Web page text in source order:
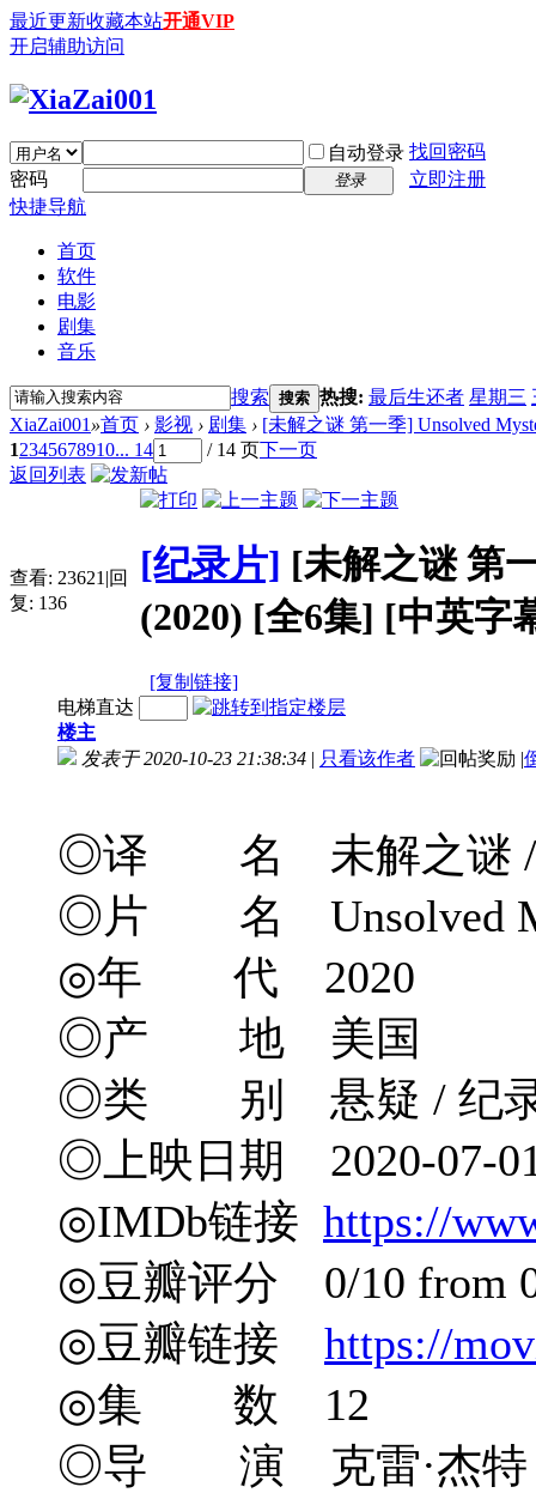
最近更新收藏本站开通VIP
开启辅助访问
自动登录 找回密码
密码
登录
立即注册
快捷导航
首页
软件
电影
剧集
音乐
搜索 搜索 热搜: 最后生还者 星期三
XiaZai001 »首页 › 影视 › 剧集 › [未解之谜 第一季] Unsolved
12345678910... 14 / 14 页下一页
返回列表
查看: 23621 |回
复: 136
[纪录片] [未解之谜 第
(2020) [全6集] [中英字
[复制链接]
电梯直达
楼主
发表于 2020-10-23 21:38:34 | 只看该作者 |
◎译 名 未解之谜 /
◎片 名 Unsolved
◎年 代 2020
◎产 地 美国
◎类 别 悬疑 / 纪录
◎上映日期 2020-07-
◎IMDb链接 https://
◎豆瓣评分 0/10 from 0
◎豆瓣链接 https://
◎集 数 12
◎导 演 克雷·杰特